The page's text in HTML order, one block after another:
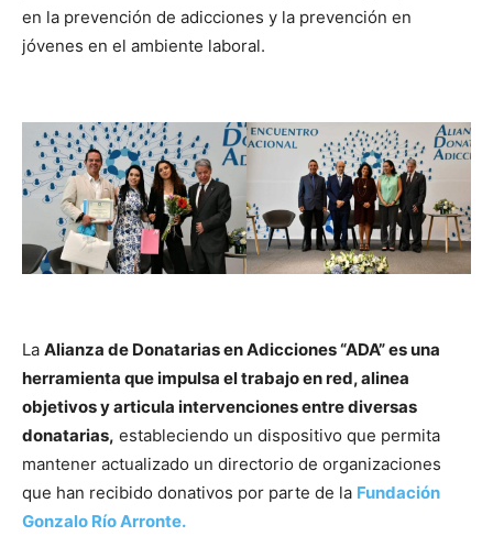
en la prevención de adicciones y la prevención en
jóvenes en el ambiente laboral.
La Alianza de Donatarias en Adicciones “ADA” es una
herramienta que impulsa el trabajo en red, alinea
objetivos y articula intervenciones entre diversas
donatarias, estableciendo un dispositivo que permita
mantener actualizado un directorio de organizaciones
que han recibido donativos por parte de la Fundación
Gonzalo Río Arronte.